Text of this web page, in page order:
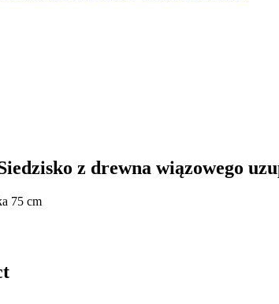
z drewna wiązowego
75 cm